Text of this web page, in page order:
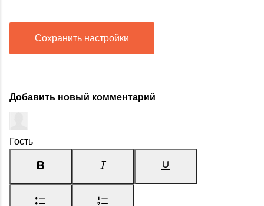
Сохранить настройки
Добавить новый комментарий
Гость